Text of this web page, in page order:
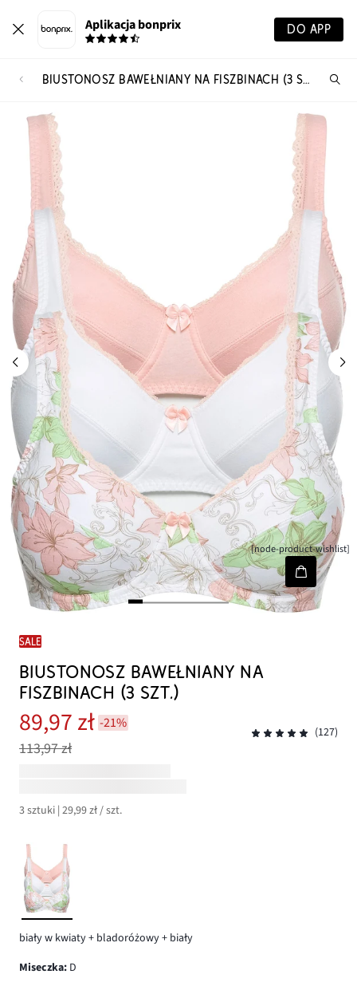
Aplikacja bonprix DO APP
BIUSTONOSZ BAWEŁNIANY NA FISZBINACH (3 SZT.)
[node-product-wishlist]
SALE
BIUSTONOSZ BAWEŁNIANY NA
FISZBINACH (3 SZT.)
89,97 zł -21%
113,97 zł
(127)
3 sztuki | 29,99 zł / szt.
biały w kwiaty + bladoróżowy + biały
Miseczka: D